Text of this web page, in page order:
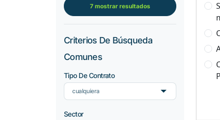
7 mostrar resultados
Criterios De Búsqueda
Comunes
Tipo De Contrato
cualquiera
Sector